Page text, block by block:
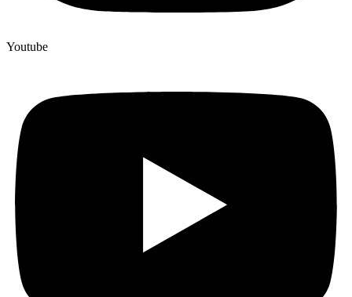
Youtube